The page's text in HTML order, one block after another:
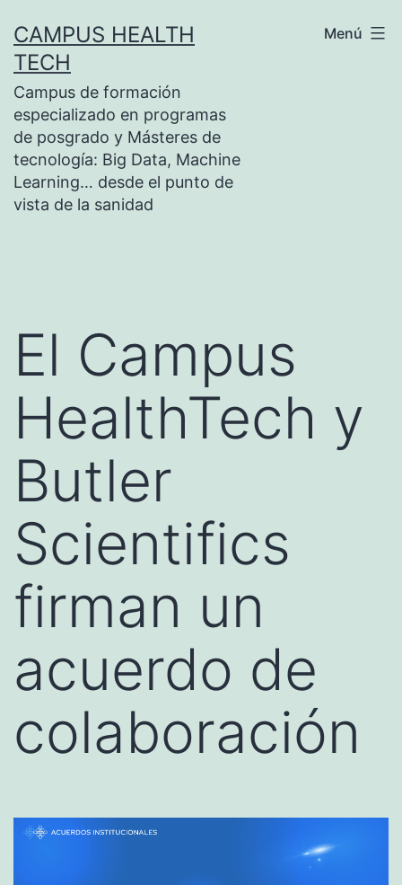
contenido
CAMPUS HEALTH
TECH
Campus de formación
especializado en programas
de posgrado y Másteres de
tecnología: Big Data, Machine
Learning… desde el punto de
vista de la sanidad
Menú
El Campus
HealthTech y
Butler
Scientifics
firman un
acuerdo de
colaboración